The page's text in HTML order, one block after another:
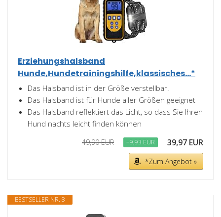
Erziehungshalsband
Hunde,Hundetrainingshilfe,klassisches...*
Das Halsband ist in der Größe verstellbar.
Das Halsband ist für Hunde aller Größen geeignet
Das Halsband reflektiert das Licht, so dass Sie Ihren
Hund nachts leicht finden können
49,90 EUR −9,93 EUR 39,97 EUR
*Zum Angebot »
BESTSELLER NR. 8